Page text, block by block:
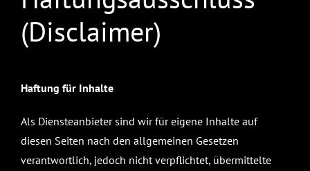
(Disclaimer)
Haftung für Inhalte
Als Diensteanbieter sind wir für eigene Inhalte auf
diesen Seiten nach den allgemeinen Gesetzen
verantwortlich, jedoch nicht verpflichtet, übermittelte